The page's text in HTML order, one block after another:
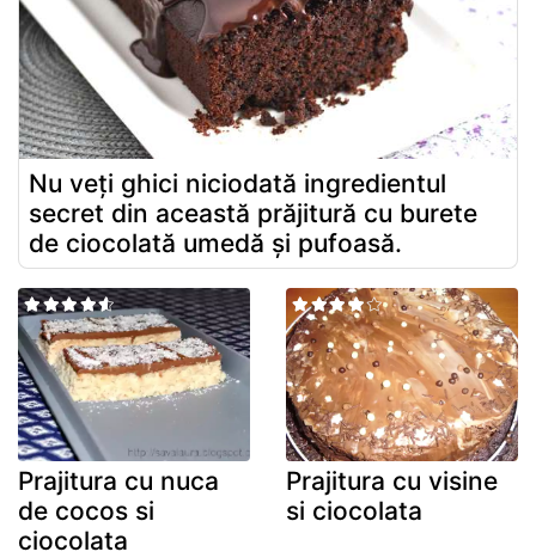
Nu veți ghici niciodată ingredientul
secret din această prăjitură cu burete
de ciocolată umedă și pufoasă.
Prajitura cu nuca
de cocos si
ciocolata
Prajitura cu visine
si ciocolata